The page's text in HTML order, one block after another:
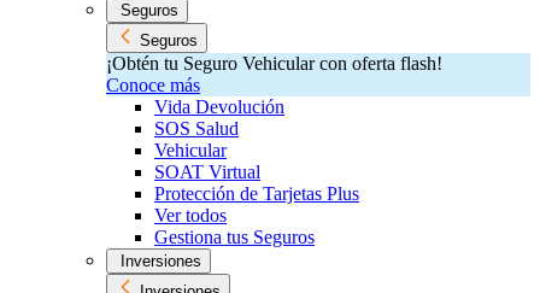
Seguros
Seguros
¡Obtén tu Seguro Vehicular con oferta flash!
Conoce más
Vida Devolución
SOS Salud
Vehicular
SOAT Virtual
Protección de Tarjetas Plus
Ver todos
Gestiona tus Seguros
Inversiones